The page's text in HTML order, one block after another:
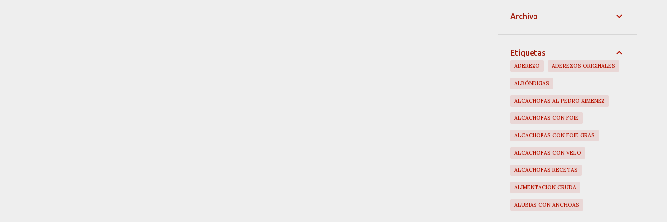
Archivo
Etiquetas
ADEREZO ADEREZOS ORIGINALES
ALBÓNDIGAS
ALCACHOFAS AL PEDRO XIMENEZ
ALCACHOFAS CON FOIE
ALCACHOFAS CON FOIE GRAS
ALCACHOFAS CON VELO
ALCACHOFAS RECETAS
ALIMENTACION CRUDA
ALUBIAS CON ANCHOAS